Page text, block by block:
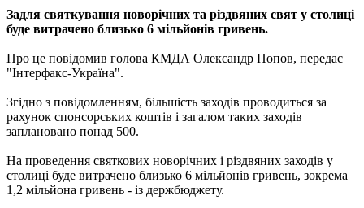
Задля святкування новорічних та різдвяних свят у столиці
буде витрачено близько 6 мільйонів гривень.
Про це повідомив голова КМДА Олександр Попов, передає
"Інтерфакс-Україна".
Згідно з повідомленням, більшість заходів проводиться за
рахунок спонсорських коштів і загалом таких заходів
заплановано понад 500.
На проведення святкових новорічних і різдвяних заходів у
столиці буде витрачено близько 6 мільйонів гривень, зокрема
1,2 мільйона гривень - із держбюджету.